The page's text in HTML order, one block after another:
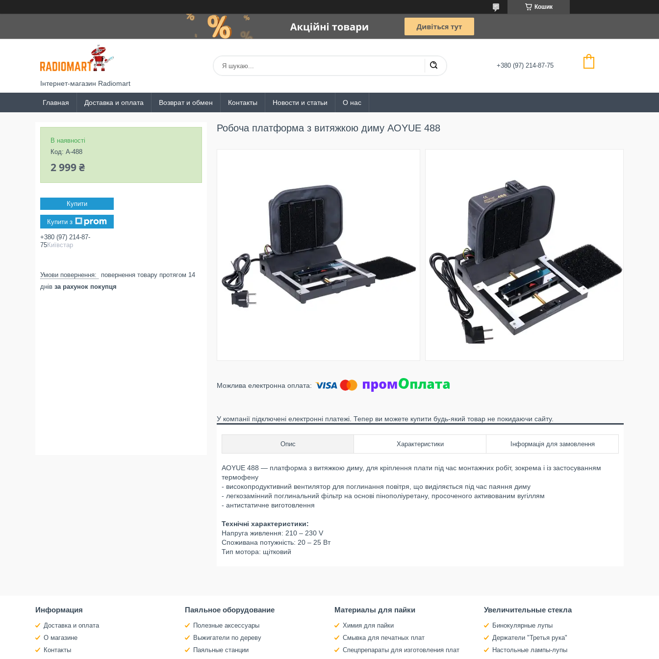
Кошик
Інтернет-магазин Radiomart
+380 (97) 214-87-75
Главная Доставка и оплата Возврат и обмен Контакты Новости и статьи О нас
Робоча платформа з витяжкою диму AOYUE 488
У компанії підключені електронні платежі. Тепер ви можете купити будь-який товар не покидаючи сайту.
Опис Характеристики Інформація для замовлення
AOYUE 488 — платформа з витяжкою диму, для кріплення плати під час монтажних робіт, зокрема і із застосуванням
термофену
- високопродуктивний вентилятор для поглинання повітря, що виділяється під час паяння диму
- легкозамінний поглинальний фільтр на основі пінополіуретану, просоченого активованим вугіллям
- антистатичне виготовлення
Технічні характеристики:
Напруга живлення: 210 – 230 V
Споживана потужність: 20 – 25 Вт
Тип мотора: щітковий
В наявності
Код: A-488
2 999 ₴
Купити
Купити з
+380 (97) 214-87-
75Київстар
повернення товару протягом 14
днів за рахунок покупця
Информация
Доставка и оплата
О магазине
Контакты
Паяльное оборудование
Полезные аксессуары
Выжигатели по дереву
Паяльные станции
Материалы для пайки
Химия для пайки
Смывка для печатных плат
Спецпрепараты для изготовления плат
Увеличительные стекла
Бинокулярные лупы
Держатели "Третья рука"
Настольные лампы-лупы